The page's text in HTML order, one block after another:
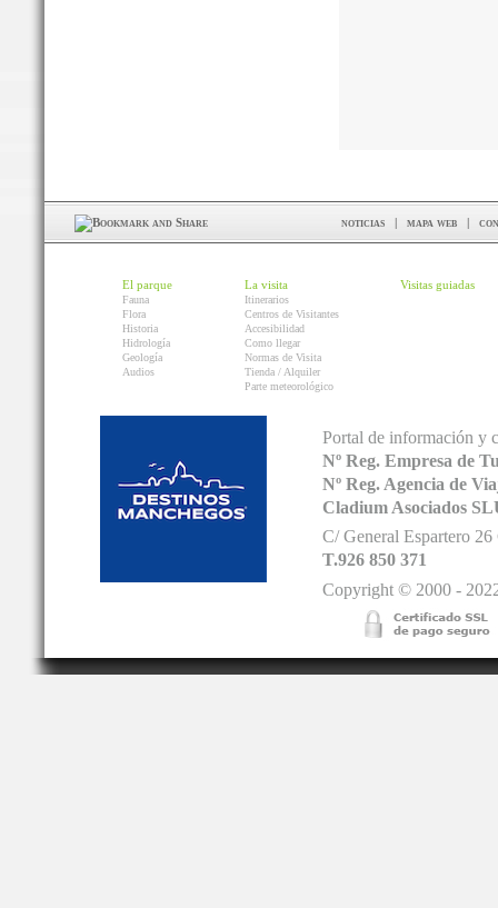
noticias | mapa web |
El parque
Fauna
Flora
Historia
Hidrología
Geología
Audios
La visita
Itinerarios
Centros de Visitantes
Accesibilidad
Como llegar
Normas de Visita
Tienda / Alquiler
Parte meteorológico
Visitas guiadas
Portal de información y
Nº Reg. Empresa de
Nº Reg. Agencia de
Cladium Asociados
C/ General Espartero
T.926 850 371
Copyright © 2000 -